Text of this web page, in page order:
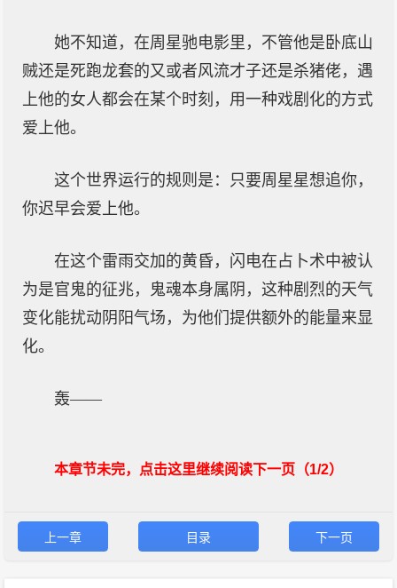
她不知道，在周星驰电影里，不管他是卧底山
贼还是死跑龙套的又或者风流才子还是杀猪佬，遇
上他的女人都会在某个时刻，用一种戏剧化的方式
爱上他。
这个世界运行的规则是：只要周星星想追你，
你迟早会爱上他。
在这个雷雨交加的黄昏，闪电在占卜术中被认
为是官鬼的征兆，鬼魂本身属阴，这种剧烈的天气
变化能扰动阴阳气场，为他们提供额外的能量来显
化。
轰——
本章节未完，点击这里继续阅读下一页（1/2）
上一章 目录 下一页